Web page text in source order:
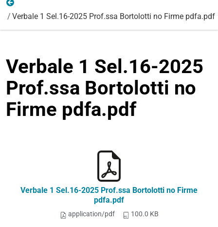
Verbale 1 Sel.16-2025 Prof.ssa Bortolotti no Firme pdfa.pdf
Verbale 1 Sel.16-2025
Prof.ssa Bortolotti no
Firme pdfa.pdf
Verbale 1 Sel.16-2025 Prof.ssa Bortolotti no Firme
pdfa.pdf
application/pdf 100.0 KB